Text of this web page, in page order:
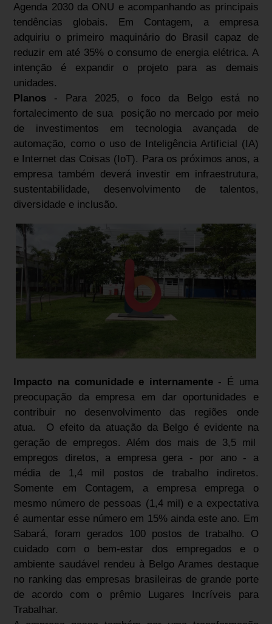
Agenda 2030 da ONU e acompanhando as principais
tendências globais. Em Contagem, a empresa
adquiriu o primeiro maquinário do Brasil capaz de
reduzir em até 35% o consumo de energia elétrica. A
intenção é expandir o projeto para as demais
unidades.
Planos - Para 2025, o foco da Belgo está no
fortalecimento de sua posição no mercado por meio
de investimentos em tecnologia avançada de
automação, como o uso de Inteligência Artificial (IA)
e Internet das Coisas (IoT). Para os próximos anos, a
empresa também deverá investir em infraestrutura,
sustentabilidade, desenvolvimento de talentos,
diversidade e inclusão.
Impacto na comunidade e internamente - É uma
preocupação da empresa em dar oportunidades e
contribuir no desenvolvimento das regiões onde
atua. O efeito da atuação da Belgo é evidente na
geração de empregos. Além dos mais de 3,5 mil
empregos diretos, a empresa gera - por ano - a
média de 1,4 mil postos de trabalho indiretos.
Somente em Contagem, a empresa emprega o
mesmo número de pessoas (1,4 mil) e a expectativa
é aumentar esse número em 15% ainda este ano. Em
Sabará, foram gerados 100 postos de trabalho. O
cuidado com o bem-estar dos empregados e o
ambiente saudável rendeu à Belgo Arames destaque
no ranking das empresas brasileiras de grande porte
de acordo com o prêmio Lugares Incríveis para
Trabalhar.